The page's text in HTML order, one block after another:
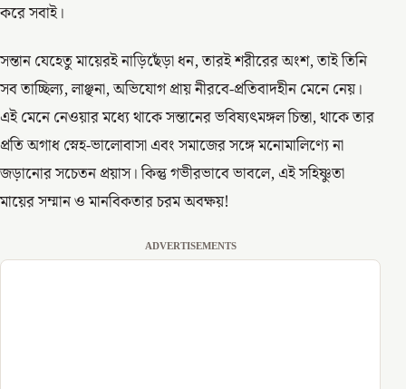
করে সবাই।
সন্তান যেহেতু মায়েরই নাড়িছেঁড়া ধন, তারই শরীরের অংশ, তাই তিনি
সব তাচ্ছিল্য, লাঞ্ছনা, অভিযোগ প্রায় নীরবে-প্রতিবাদহীন মেনে নেয়।
এই মেনে নেওয়ার মধ্যে থাকে সন্তানের ভবিষ্যৎমঙ্গল চিন্তা, থাকে তার
প্রতি অগাধ স্নেহ-ভালোবাসা এবং সমাজের সঙ্গে মনোমালিণ্যে না
জড়ানোর সচেতন প্রয়াস। কিন্তু গভীরভাবে ভাবলে, এই সহিষ্ণুতা
মায়ের সম্মান ও মানবিকতার চরম অবক্ষয়!
ADVERTISEMENTS